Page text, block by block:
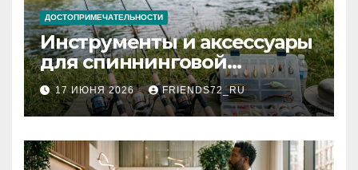
ДОСТОПРИМЕЧАТЕЛЬНОСТИ
Инструменты и аксессуары
для спиннинговой
рыбалки: назначение и
типы
17 ИЮНЯ 2026 FRIENDS72_RU